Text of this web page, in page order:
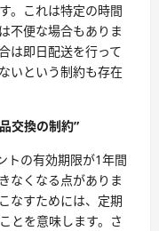
。これは特定の時間
不便な場合もありま
は即日配送を行って
いという制約も存在
交換の制約”
トの有効期限が1年間
なくなる点がありま
なすためには、定期
とを意味します。さ